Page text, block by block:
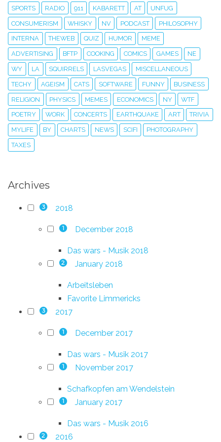
SPORTS RADIO 911 KABARETT AT UNFUG
CONSUMERISM WHISKY NV PODCAST PHILOSOPHY
INTERNA THEWEB QUIZ HUMOR MEME
ADVERTISING BFTP COOKING COMICS GAMES NE
WY LA SQUIRRELS LASVEGAS MISCELLANEOUS
TECHY AGEISM CATS SOFTWARE FUNNY BUSINESS
RELIGION PHYSICS MEMES ECONOMICS NY WTF
POETRY WORK CONCERTS EARTHQUAKE ART TRIVIA
MYLIFE BY CHARTS NEWS SCIFI PHOTOGRAPHY
TAXES
Archives
3 2018
1 December 2018
Das wars - Musik 2018
2 January 2018
Arbeitsleben
Favorite Limmericks
3 2017
1 December 2017
Das wars - Musik 2017
1 November 2017
Schafkopfen am Wendelstein
1 January 2017
Das wars - Musik 2016
2 2016